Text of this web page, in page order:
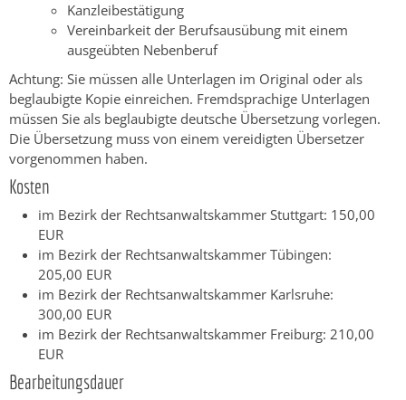
Kanzleibestätigung
Vereinbarkeit der Berufsausübung mit einem
ausgeübten Nebenberuf
Achtung: Sie müssen alle Unterlagen im Original oder als
beglaubigte Kopie einreichen. Fremdsprachige Unterlagen
müssen Sie als beglaubigte deutsche Übersetzung vorlegen.
Die Übersetzung muss von einem vereidigten Übersetzer
vorgenommen haben.
Kosten
im Bezirk der Rechtsanwaltskammer Stuttgart: 150,00
EUR
im Bezirk der Rechtsanwaltskammer Tübingen:
205,00 EUR
im Bezirk der Rechtsanwaltskammer Karlsruhe:
300,00 EUR
im Bezirk der Rechtsanwaltskammer Freiburg: 210,00
EUR
Bearbeitungsdauer